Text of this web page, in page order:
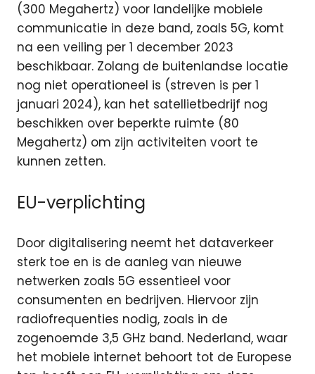
(300 Megahertz) voor landelijke mobiele
communicatie in deze band, zoals 5G, komt
na een veiling per 1 december 2023
beschikbaar. Zolang de buitenlandse locatie
nog niet operationeel is (streven is per 1
januari 2024), kan het satellietbedrijf nog
beschikken over beperkte ruimte (80
Megahertz) om zijn activiteiten voort te
kunnen zetten.
EU-verplichting
Door digitalisering neemt het dataverkeer
sterk toe en is de aanleg van nieuwe
netwerken zoals 5G essentieel voor
consumenten en bedrijven. Hiervoor zijn
radiofrequenties nodig, zoals in de
zogenoemde 3,5 GHz band. Nederland, waar
het mobiele internet behoort tot de Europese